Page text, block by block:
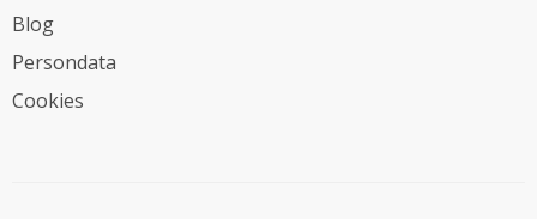
Blog
Persondata
Cookies